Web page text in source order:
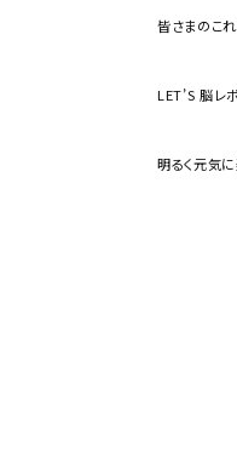
皆さまのこ
LET’S 脳レボ
明るく元気に